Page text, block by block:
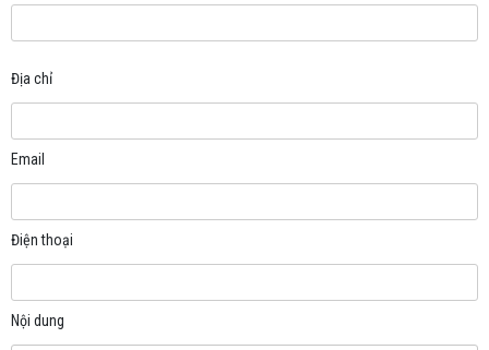
Địa chỉ
Email
Điện thoại
Nội dung